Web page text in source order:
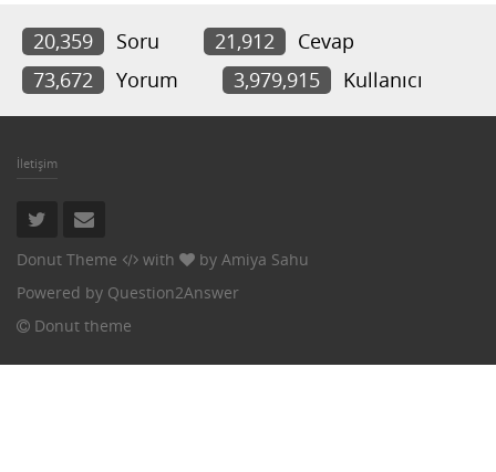
20,359 Soru 21,912
Cevap
73,672
Yorum 3,979,915 Kullanıcı
İletişim
Donut Theme with by Amiya Sahu
Powered by Question2Answer
Donut theme